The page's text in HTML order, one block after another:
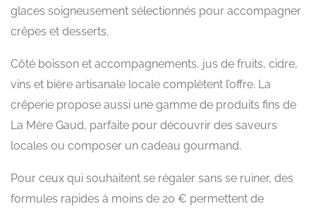
glaces soigneusement sélectionnés pour accompagner
crêpes et desserts.
Côté boisson et accompagnements, jus de fruits, cidre,
vins et bière artisanale locale complètent l’offre. La
crêperie propose aussi une gamme de produits fins de
La Mère Gaud, parfaite pour découvrir des saveurs
locales ou composer un cadeau gourmand.
Pour ceux qui souhaitent se régaler sans se ruiner, des
formules rapides à moins de 20 € permettent de